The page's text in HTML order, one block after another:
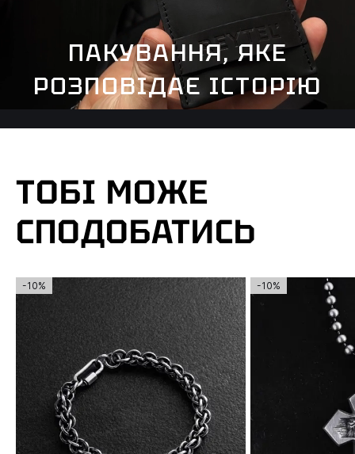
ПАКУВАННЯ, ЯКЕ
РОЗПОВІДАЄ ІСТОРІЮ
ТОБІ МОЖЕ
СПОДОБАТИСЬ
-10% -10%